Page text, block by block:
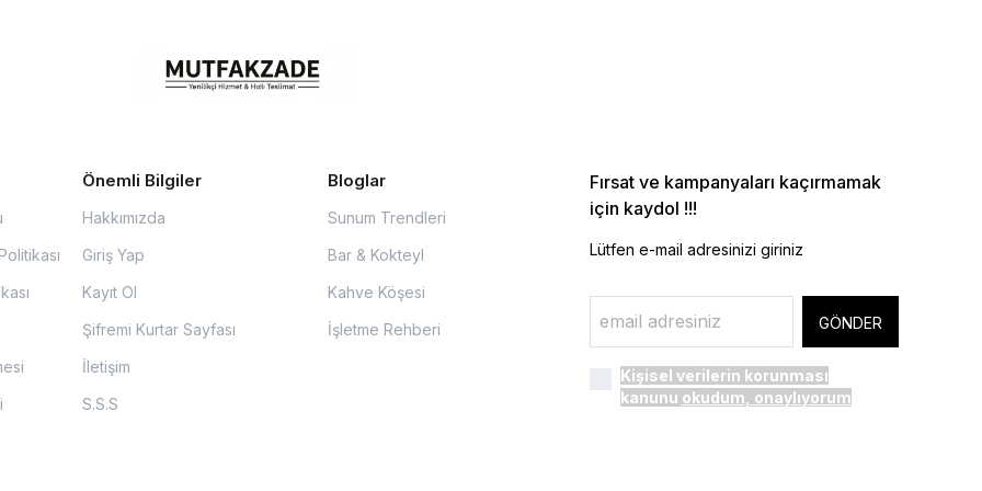
Önemli Bilgiler
Hakkımızda
Giriş Yap
Kayıt Ol
Şifremi Kurtar Sayfası
İletişim
S.S.S
Bloglar
Sunum Trendleri
Bar & Kokteyl
Kahve Köşesi
İşletme Rehberi
Fırsat ve kampanyaları kaçırmamak
için kaydol !!!
Lütfen e-mail adresinizi giriniz
GÖNDER
Kişisel verilerin korunması
kanunu okudum, onaylıyorum